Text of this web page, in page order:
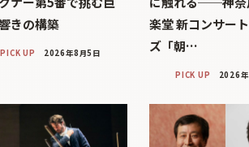
きの構築
PICK UP 2026年8月5日
楽堂 新コンサー
ズ「朝…
PICK UP 2026